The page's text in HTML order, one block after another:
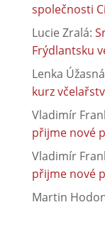
společnosti
Lucie Zralá:
Frýdlantsku
Lenka Úžasná
kurz
Vladimír
přijme nové
Vladimír
přijme nové
Martin